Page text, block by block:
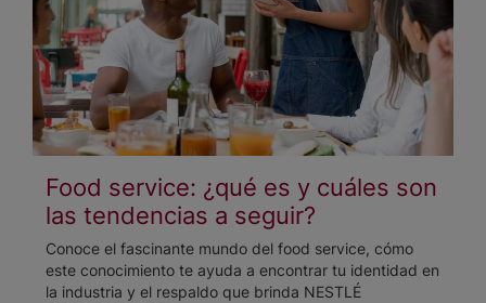
Food service: ¿qué es y cuáles son
las tendencias a seguir?
Conoce el fascinante mundo del food service, cómo
este conocimiento te ayuda a encontrar tu identidad en
la industria y el respaldo que brinda NESTLÉ